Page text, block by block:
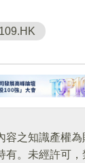
容之知識產權為
有。未經許可